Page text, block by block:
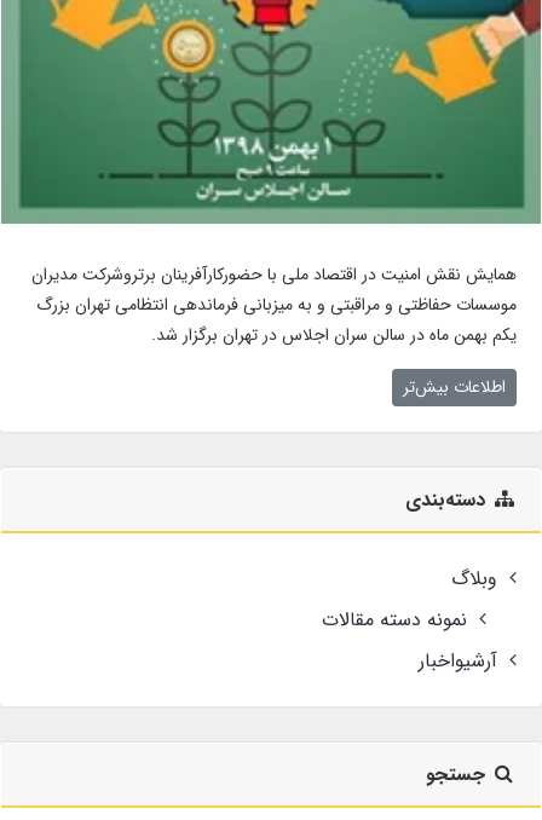
همایش نقش امنیت در اقتصاد ملی با حضورکارآفرینان برتروشرکت مدیران
موسسات حفاظتی و مراقبتی و به میزبانی فرماندهی انتظامی تهران بزرگ
یکم بهمن ماه در سالن سران اجلاس در تهران برگزار شد.
اطلاعات بیش‌تر
دسته‌بندی
وبلاگ
نمونه دسته مقالات
آرشیواخبار
جستجو